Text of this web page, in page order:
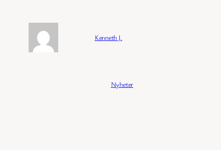
Kenneth J.
Nyheter